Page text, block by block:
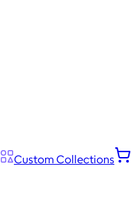
Custom Collections